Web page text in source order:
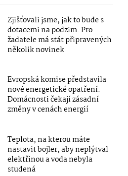
Zjišťovali jsme, jak to bude s
dotacemi na podzim. Pro
žadatele má stát připravených
několik novinek
Evropská komise představila
nové energetické opatření.
Domácnosti čekají zásadní
změny v cenách energií
Teplota, na kterou máte
nastavit bojler, aby neplýtval
elektřinou a voda nebyla
studená